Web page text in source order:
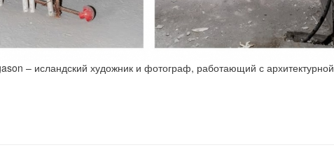
– исландский художник и фотограф, работающий с архитектурной